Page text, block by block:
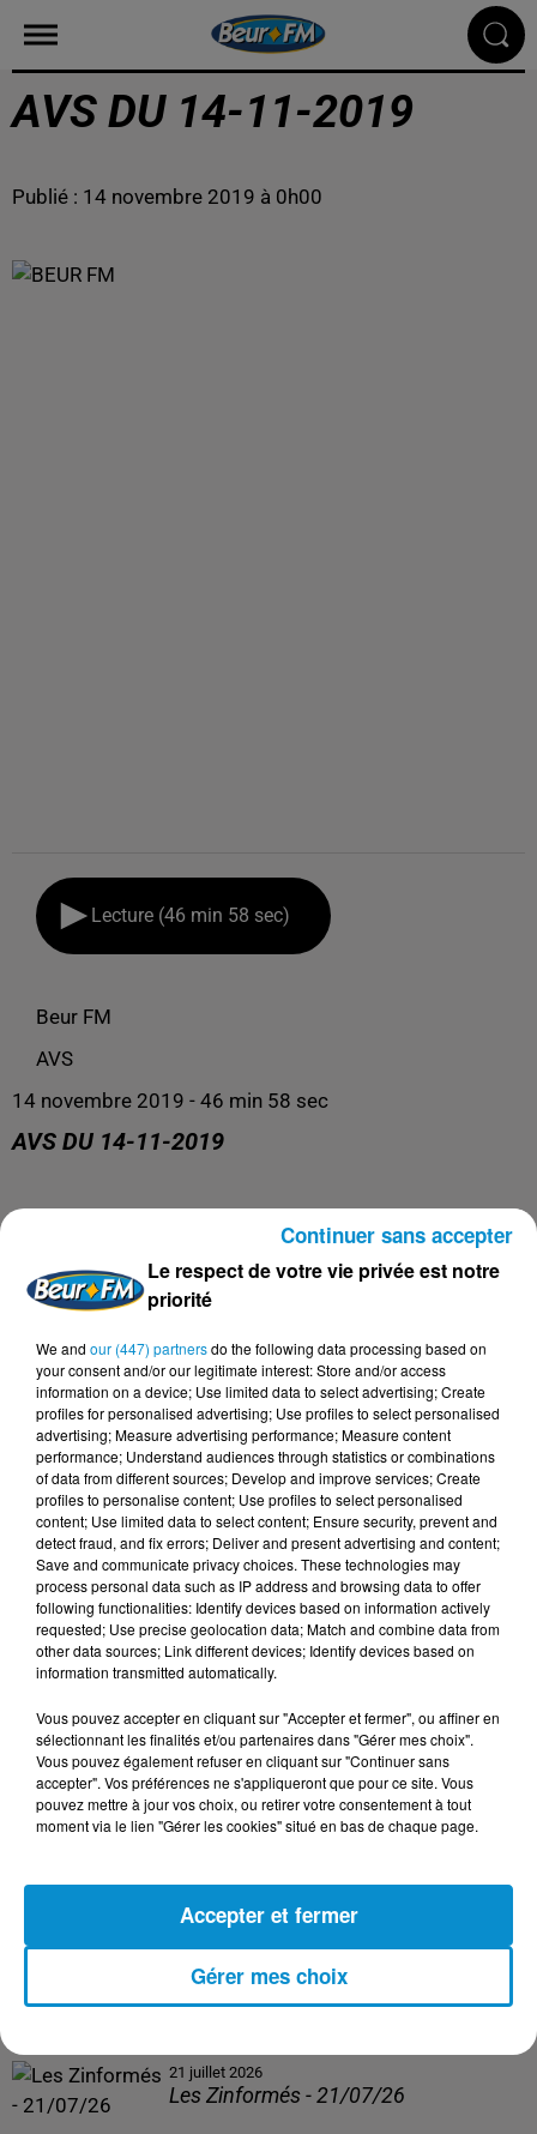
AVS DU 14-11-2019
Publié : 14 novembre 2019 à 0h00
Lecture (46 min 58 sec)
Beur FM
AVS
14 novembre 2019 - 46 min 58 sec
AVS DU 14-11-2019
AVS
DERNIERS PODCASTS
24 juillet 2026
Les Zinformés - 24/07/26
23 juillet 2026
Les Zinformés - 23/07/26
22 juillet 2026
Les Zinformés - 22/07/26
21 juillet 2026
Les Zinformés - 21/07/26
Le respect de votre vie privée est notre
priorité
We and our (447) partnersdo the following data processing based on
your consent and/or our legitimate interest: Store and/or access
information on a device; Use limited data to select advertising; Create
profiles for personalised advertising; Use profiles to select personalised
advertising; Measure advertising performance; Measure content
performance; Understand audiences through statistics or combinations
of data from different sources; Develop and improve services; Create
profiles to personalise content; Use profiles to select personalised
content; Use limited data to select content; Ensure security, prevent and
detect fraud, and fix errors; Deliver and present advertising and content;
Save and communicate privacy choices. These technologies may
process personal data such as IP address and browsing data to offer
following functionalities: Identify devices based on information actively
requested; Use precise geolocation data; Match and combine data from
other data sources; Link different devices; Identify devices based on
information transmitted automatically.
Vous pouvez accepter en cliquant sur "Accepter et fermer", ou affiner en
sélectionnant les finalités et/ou partenaires dans "Gérer mes choix".
Vous pouvez également refuser en cliquant sur "Continuer sans
accepter". Vos préférences ne s'appliqueront que pour ce site. Vous
pouvez mettre à jour vos choix, ou retirer votre consentement à tout
moment via le lien "Gérer les cookies" situé en bas de chaque page.
Gérer mes choix
Accepter et fermer
Continuer sans accepter